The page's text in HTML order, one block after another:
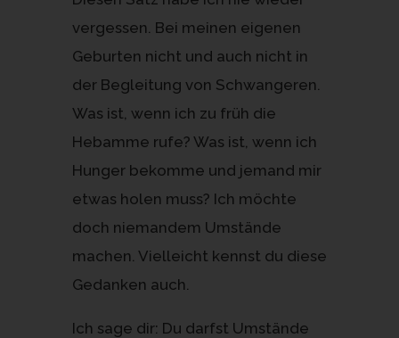
vergessen. Bei meinen eigenen
Geburten nicht und auch nicht in
der Begleitung von Schwangeren.
Was ist, wenn ich zu früh die
Hebamme rufe? Was ist, wenn ich
Hunger bekomme und jemand mir
etwas holen muss? Ich möchte
doch niemandem Umstände
machen. Vielleicht kennst du diese
Gedanken auch.
Ich sage dir: Du darfst Umstände